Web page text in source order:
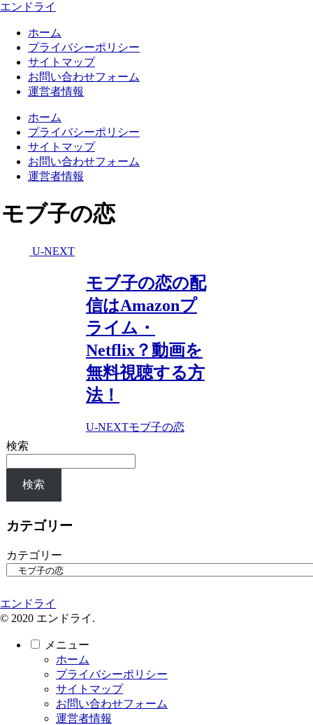
エンドライ
ホーム
プライバシーポリシー
サイトマップ
お問い合わせフォーム
運営者情報
ホーム
プライバシーポリシー
サイトマップ
お問い合わせフォーム
運営者情報
モブ子の恋
U-NEXT
モブ子の恋の配
信はAmazonプ
ライム・
Netflix？動画を
無料視聴する方
法！
U-NEXTモブ子の恋
検索
検索
カテゴリー
カテゴリー
エンドライ
© 2020 エンドライ.
メニュー
ホーム
プライバシーポリシー
サイトマップ
お問い合わせフォーム
運営者情報